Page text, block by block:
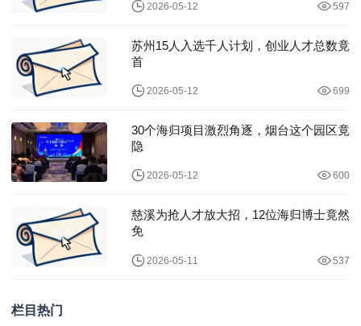
2026-05-12 597
苏州15人入选千人计划，创业人才总数竟
首
2026-05-12 699
30个海归项目激烈角逐，烟台这个园区竟
隐
2026-05-12 600
慈溪为抢人才放大招，12位海归博士竟然
免
2026-05-11 537
栏目热门